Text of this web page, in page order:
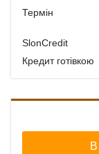
Термін
SlonCredit
Кредит готівкою